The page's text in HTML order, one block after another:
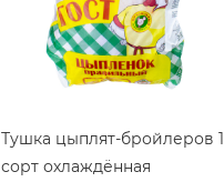
Тушка цыплят-бройлеров 1
сорт охлаждённая